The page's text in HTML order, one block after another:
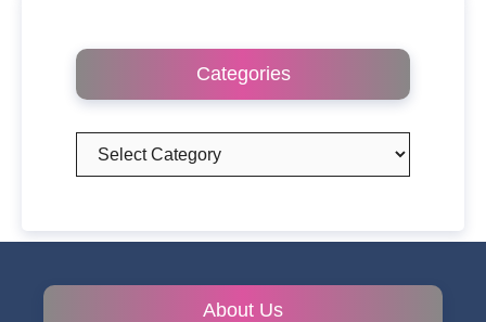
Categories
Categories
About Us